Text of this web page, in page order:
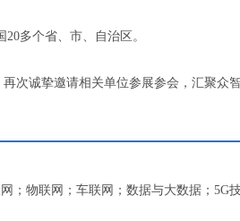
多个省、市、自治区。
次诚挚邀请相关单位参展参会，汇聚众
；物联网；车联网；数据与大数据；5G